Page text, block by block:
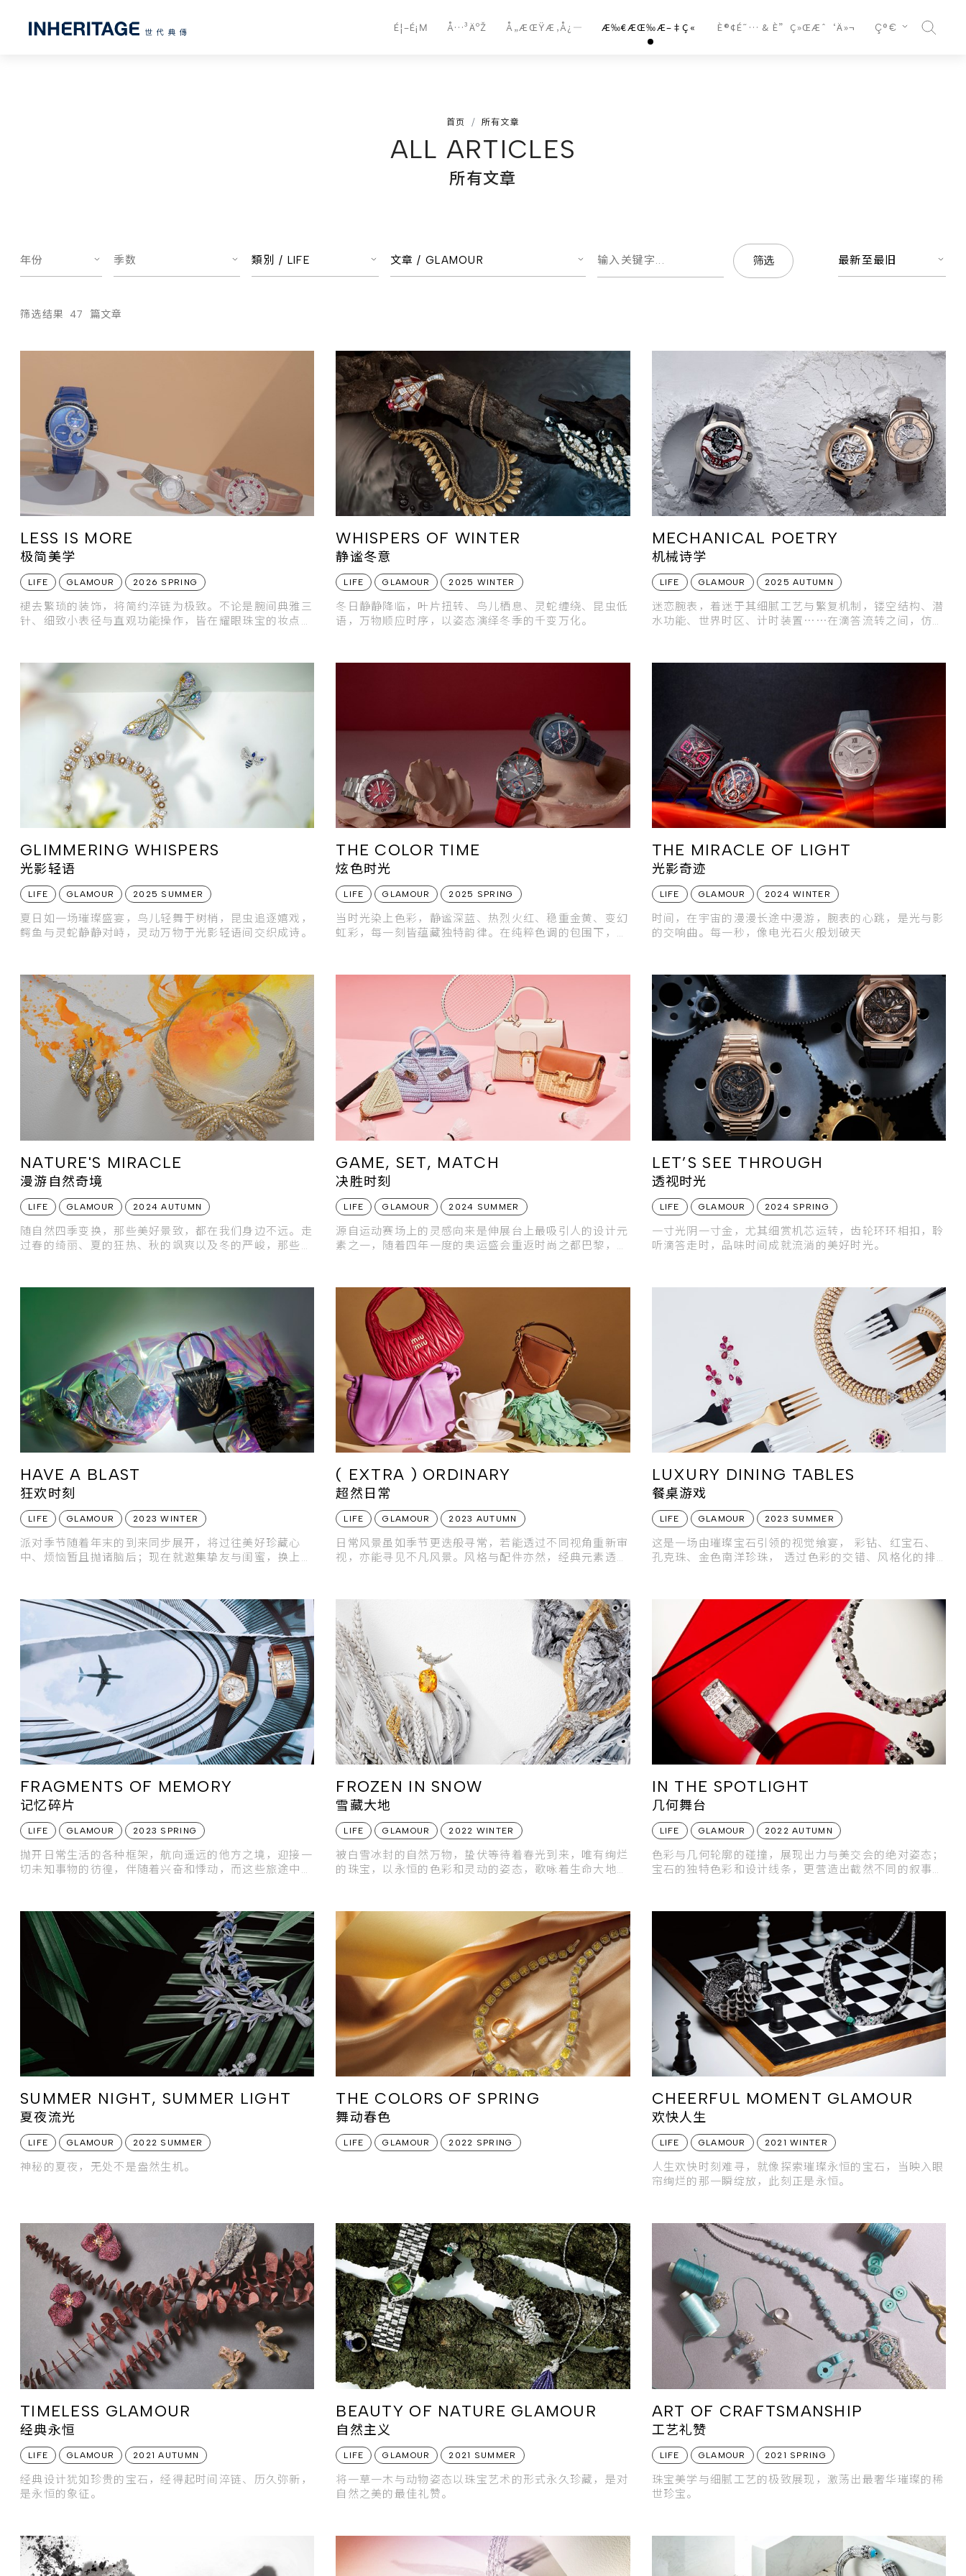
É¦–É¡Μ Å…³ÄºŽ Å„ÆŒŸÆ‚Å¿— Æ‰€ÆŒ‰Æ–‡Ç« È®¢É˜… & È”Ç»ŒÆˆ‘Ä»¬ Ç®€
首页 所有文章
ALL ARTICLES
所有文章
年份 季数 類別 / LIFE 文章 /GLAMOUR 最新至最旧
筛选结果 47 篇文章
LESS IS MORE
极简美学
LIFE GLAMOUR 2026 SPRING
褪去繁琐的装饰，将简约淬链为极致。不论是腕间典雅三
针、细致小表径与直观功能操作，皆在耀眼珠宝的妆点
WHISPERS OF WINTER
静谧冬意
LIFE GLAMOUR 2025 WINTER
冬日静静降临，叶片扭转、鸟儿栖息、灵蛇缠绕、昆虫低
语，万物顺应时序，以姿态演绎冬季的千变万化。
MECHANICAL POETRY
机械诗学
LIFE GLAMOUR 2025 AUTUMN
迷恋腕表，着迷于其细腻工艺与繁复机制，镂空结构、潜
水功能、世界时区、计时装置⋯⋯在滴答流转之间，仿佛
GLIMMERING WHISPERS
光影轻语
LIFE GLAMOUR 2025 SUMMER
夏日如一场璀璨盛宴，鸟儿轻舞于树梢，昆虫追逐嬉戏，
鳄鱼与灵蛇静静对峙，灵动万物于光影轻语间交织成诗。
THE COLOR TIME
炫色时光
LIFE GLAMOUR 2025 SPRING
当时光染上色彩，静谧深蓝、热烈火红、稳重金黄、变幻
虹彩，每一刻皆蕴藏独特韵律。在纯粹色调的包围下，感
THE MIRACLE OF LIGHT
光影奇迹
LIFE GLAMOUR 2024 WINTER
时间，在宇宙的漫漫长途中漫游，腕表的心跳，是光与影
的交响曲。每一秒，像电光石火般划破天
NATURE'S MIRACLE
漫游自然奇境
LIFE GLAMOUR 2024 AUTUMN
随自然四季变换，那些美好景致，都在我们身边不远。走
过春的绮丽、夏的狂热、秋的飒爽以及冬的严峻，那些生
GAME, SET, MATCH
决胜时刻
LIFE GLAMOUR 2024 SUMMER
源自运动赛场上的灵感向来是伸展台上最吸引人的设计元
素之一，随着四年一度的奥运盛会重返时尚之都巴黎，无
LET’S SEE THROUGH
透视时光
LIFE GLAMOUR 2024 SPRING
一寸光阴一寸金，尤其细赏机芯运转，齿轮环环相扣，聆
听滴答走时，品味时间成就流淌的美好时光。
HAVE A BLAST
狂欢时刻
LIFE GLAMOUR 2023 WINTER
派对季节随着年末的到来同步展开，将过往美好珍藏心
中、烦恼暂且抛诸脑后；现在就邀集挚友与闺蜜，换上盛
( EXTRA ) ORDINARY
超然日常
LIFE GLAMOUR 2023 AUTUMN
日常风景虽如季节更迭般寻常，若能透过不同视角重新审
视，亦能寻见不凡风景。风格与配件亦然，经典元素透过
LUXURY DINING TABLES
餐桌游戏
LIFE GLAMOUR 2023 SUMMER
这是一场由璀璨宝石引领的视觉飨宴， 彩钻、红宝石、
孔克珠、金色南洋珍珠， 透过色彩的交错、风格化的排
FRAGMENTS OF MEMORY
记忆碎片
LIFE GLAMOUR 2023 SPRING
抛开日常生活的各种框架，航向遥远的他方之境，迎接一
切未知事物的彷徨，伴随着兴奋和悸动，而这些旅途中遇
FROZEN IN SNOW
雪藏大地
LIFE GLAMOUR 2022 WINTER
被白雪冰封的自然万物，蛰伏等待着春光到来，唯有绚烂
的珠宝，以永恒的色彩和灵动的姿态，歌咏着生命大地的
IN THE SPOTLIGHT
几何舞台
LIFE GLAMOUR 2022 AUTUMN
色彩与几何轮廓的碰撞，展现出力与美交会的绝对姿态；
宝石的独特色彩和设计线条，更营造出截然不同的叙事氛
SUMMER NIGHT, SUMMER LIGHT
夏夜流光
LIFE GLAMOUR 2022 SUMMER
神秘的夏夜，无处不是盎然生机。
THE COLORS OF SPRING
舞动春色
LIFE GLAMOUR 2022 SPRING
CHEERFUL MOMENT GLAMOUR
欢快人生
LIFE GLAMOUR 2021 WINTER
人生欢快时刻难寻，就像探索璀璨永恒的宝石，当映入眼
帘绚烂的那一瞬绽放，此刻正是永恒。
TIMELESS GLAMOUR
经典永恒
LIFE GLAMOUR 2021 AUTUMN
经典设计犹如珍贵的宝石，经得起时间淬链、历久弥新，
是永恒的象征。
BEAUTY OF NATURE GLAMOUR
自然主义
LIFE GLAMOUR 2021 SUMMER
将一草一木与动物姿态以珠宝艺术的形式永久珍藏，是对
自然之美的最佳礼赞。
ART OF CRAFTSMANSHIP
工艺礼赞
LIFE GLAMOUR 2021 SPRING
珠宝美学与细腻工艺的极致展现，激荡出最奢华璀璨的稀
世珍宝。